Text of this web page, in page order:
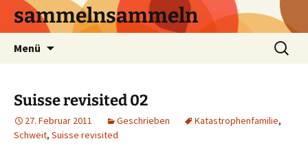
sammelnsammeln
Menü
Suchen
nach:
Suisse revisited 02
27. Februar 2011 Geschrieben Katastrophenfamilie,
Schweit, Suisse revisited